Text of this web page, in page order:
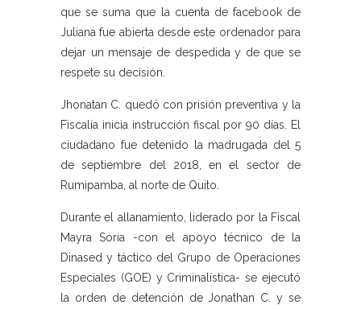
que se suma que la cuenta de facebook de
Juliana fue abierta desde este ordenador para
dejar un mensaje de despedida y de que se
respete su decisión.
Jhonatan C. quedó con prisión preventiva y la
Fiscalía inicia instrucción fiscal por 90 días. El
ciudadano fue detenido la madrugada del 5
de septiembre del 2018, en el sector de
Rumipamba, al norte de Quito.
Durante el allanamiento, liderado por la Fiscal
Mayra Soria -con el apoyo técnico de la
Dinased y táctico del Grupo de Operaciones
Especiales (GOE) y Criminalística- se ejecutó
la orden de detención de Jonathan C. y se